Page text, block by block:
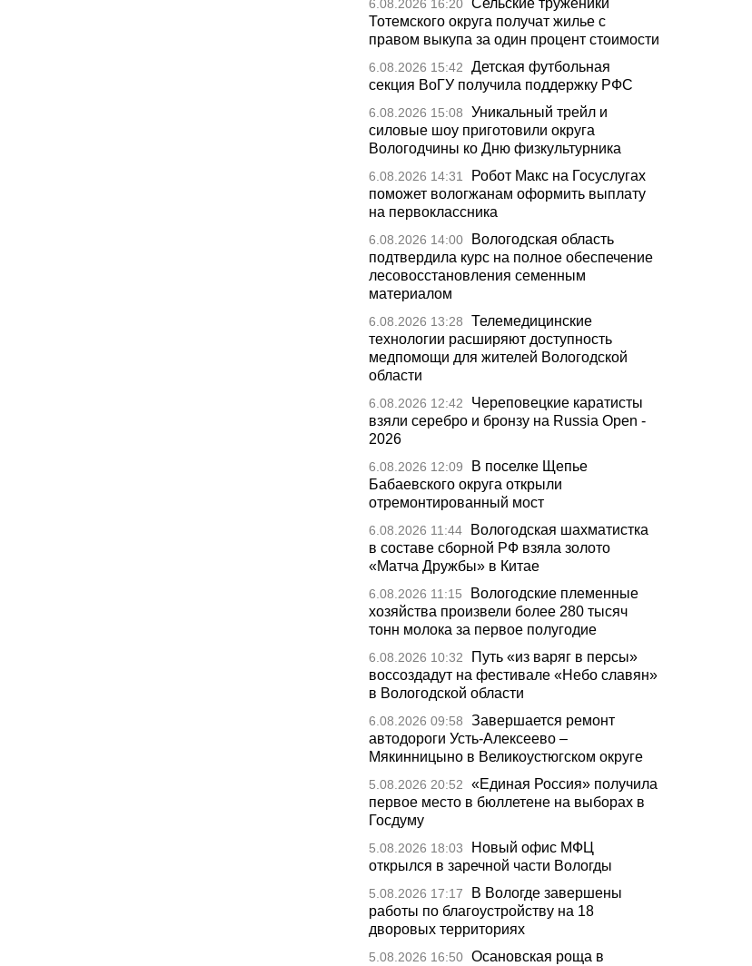
6.08.2026 16:20 Сельские труженики
Тотемского округа получат жилье с
правом выкупа за один процент стоимости
6.08.2026 15:42
Детская футбольная
секция ВоГУ получила поддержку РФС
6.08.2026 15:08
Уникальный трейл и
силовые шоу приготовили округа
Вологодчины ко Дню физкультурника
6.08.2026 14:31
Робот Макс на Госуслугах
поможет вологжанам оформить выплату
на первоклассника
6.08.2026 14:00
Вологодская область
подтвердила курс на полное обеспечение
лесовосстановления семенным
материалом
6.08.2026 13:28
Телемедицинские
технологии расширяют доступность
медпомощи для жителей Вологодской
области
6.08.2026 12:42
Череповецкие каратисты
взяли серебро и бронзу на Russia Open -
2026
6.08.2026 12:09
В поселке Щепье
Бабаевского округа открыли
отремонтированный мост
6.08.2026 11:44
Вологодская шахматистка
в составе сборной РФ взяла золото
«Матча Дружбы» в Китае
6.08.2026 11:15
Вологодские племенные
хозяйства произвели более 280 тысяч
тонн молока за первое полугодие
6.08.2026 10:32
Путь «из варяг в персы»
воссоздадут на фестивале «Небо славян»
в Вологодской области
6.08.2026 09:58
Завершается ремонт
автодороги Усть-Алексеево –
Мякинницыно в Великоустюгском округе
5.08.2026 20:52
«Единая Россия» получила
первое место в бюллетене на выборах в
Госдуму
5.08.2026 18:03
Новый офис МФЦ
открылся в заречной части Вологды
5.08.2026 17:17
В Вологде завершены
работы по благоустройству на 18
дворовых территориях
5.08.2026 16:50 Осановская роща в